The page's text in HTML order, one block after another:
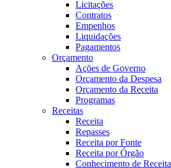
Licitações
Contratos
Empenhos
Liquidações
Pagamentos
Orçamento
Ações de Governo
Orçamento da Despesa
Orçamento da Receita
Programas
Receitas
Receita
Repasses
Receita por Fonte
Receita por Órgão
Conhecimento de Receita